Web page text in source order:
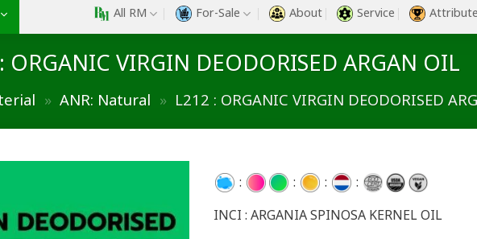
All RM For-Sale About Service Attribute
ORGANIC VIRGIN DEODORISED ARGAN OIL
» ANR: Natural » L212 : ORGANIC VIRGIN DEODORISED
Add to
wishlist
: : :
:
INCI : ARGANIA SPINOSA KERNEL OIL